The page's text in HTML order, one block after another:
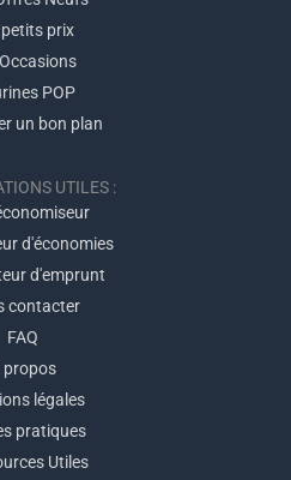
petits prix
POP
un bon plan
UTILES :
d'économies
d'emprunt
contacter
FAQ
propos
légales
pratiques
Utiles